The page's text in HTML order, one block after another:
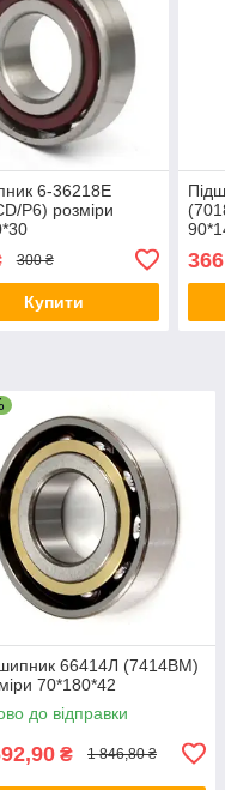
6-36218Е
P6) розміри
300 ₴
Купити
66414Л (7414ВМ)
70*180*42
до відправки
₴ 1 846,80 ₴